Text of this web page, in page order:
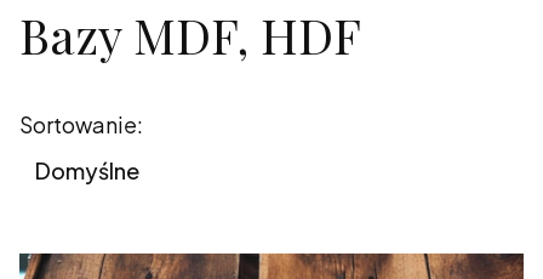
Koniec filtrów
Bazy MDF, HDF
Lista produktów
Sortowanie:
Domyślne